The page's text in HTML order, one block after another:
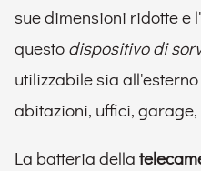
sue dimensioni ridotte
questo dispositivo di
utilizzabile sia
abitazioni, uffici, garage,
La batteria della